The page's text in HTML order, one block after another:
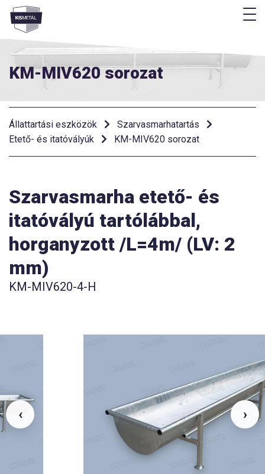
Menü
KM-MIV620 sorozat
Állattartási eszközök
Szarvasmarhatartás
Etető- és itatóvályúk
KM-MIV620 sorozat
Szarvasmarha etető- és
itatóvályú tartólábbal,
horganyzott /L=4m/ (LV: 2
mm)
KM-MIV620-4-H
›
‹